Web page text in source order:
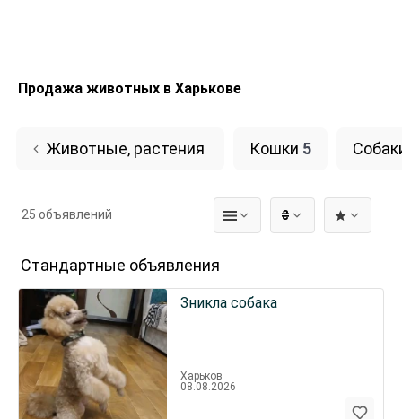
Продажа животных в Харькове
Животные, растения Кошки 5
₴
25 объявлений
Стандартные объявления
Зникла собака
Харьков
08.08.2026